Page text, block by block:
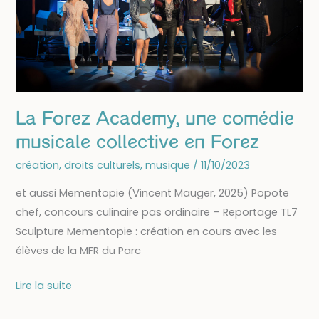
La Forez Academy, une comédie
musicale collective en Forez
création, droits culturels, musique / 11/10/2023
et aussi Mementopie (Vincent Mauger, 2025) Popote
chef, concours culinaire pas ordinaire – Reportage TL7
Sculpture Mementopie : création en cours avec les
élèves de la MFR du Parc
La
Lire la suite